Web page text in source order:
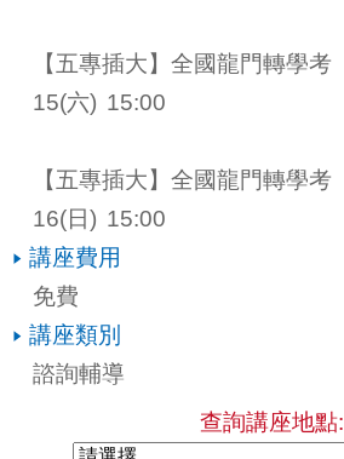
【五專插大】全國龍門轉學考
15(六) 15:00
【五專插大】全國龍門轉學考
16(日) 15:00
講座費用
免費
講座類別
諮詢輔導
查詢講座地點: